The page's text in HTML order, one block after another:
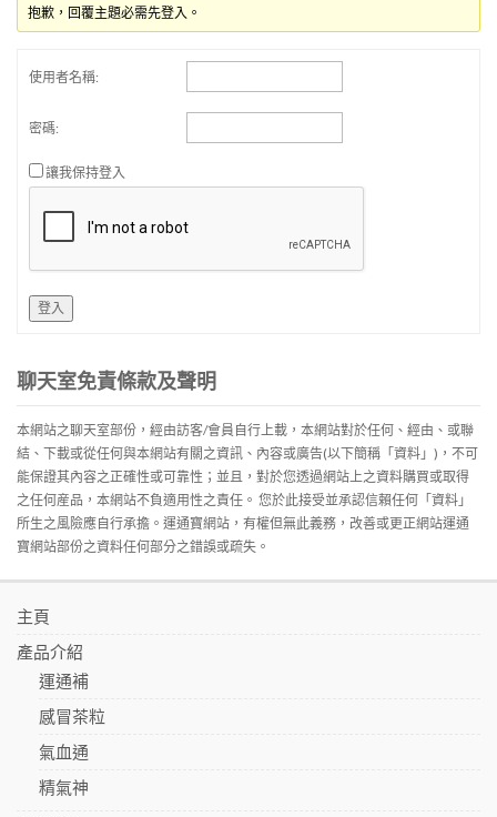
抱歉，回覆主題必需先登入。
使用者名稱:
密碼:
讓我保持登入
登入
聊天室免責條款及聲明
本網站之聊天室部份，經由訪客/會員自行上載，本網站對於任何、經由、或聯
結、下載或從任何與本網站有關之資訊、內容或廣告(以下簡稱「資料」)，不可
能保證其內容之正確性或可靠性；並且，對於您透過網站上之資料購買或取得
之任何産品，本網站不負適用性之責任。 您於此接受並承認信賴任何「資料」
所生之風險應自行承擔。運通寶網站，有權但無此義務，改善或更正網站運通
寶網站部份之資料任何部分之錯誤或疏失。
主頁
產品介紹
運通補
感冒茶粒
氣血通
精氣神